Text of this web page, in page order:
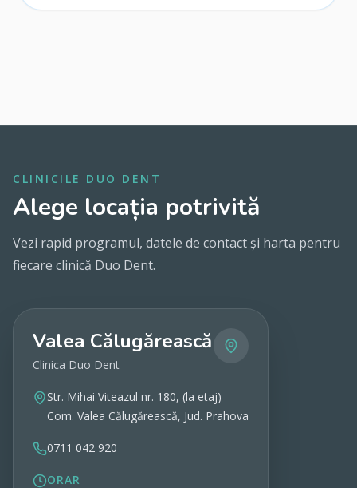
CLINICILE DUO DENT
Alege locația potrivită
Vezi rapid programul, datele de contact și harta pentru
fiecare clinică Duo Dent.
Valea Călugărească
Clinica Duo Dent
Str. Mihai Viteazul nr. 180, (la etaj)
Com. Valea Călugărească, Jud. Prahova
0711 042 920
ORAR